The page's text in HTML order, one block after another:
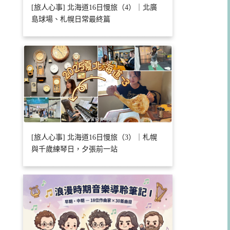
[旅人心事] 北海道16日慢旅（4）｜北廣
島球場、札幌日常最終篇
[旅人心事] 北海道16日慢旅（3）｜札幌
與千歲練琴日，夕張前一站